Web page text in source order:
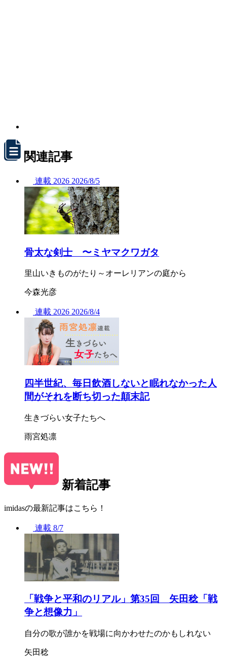
関連記事
連載 2026 2026/8/5
骨太な剣士 〜ミヤマクワガタ
里山いきものがたり～オーレリアンの庭から
今森光彦
連載 2026 2026/8/4
四半世紀、毎日飲酒しないと眠れなかった人
間がそれを断ち切った顛末記
生きづらい女子たちへ
雨宮処凛
新着記事
imidasの最新記事はこちら！
連載 8/7
「戦争と平和のリアル」第35回 矢田稔「戦
争と想像力」
自分の歌が誰かを戦場に向かわせたのかもしれない
矢田稔